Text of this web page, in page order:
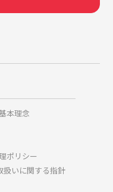
本理念
ポリシー
扱いに関する指針